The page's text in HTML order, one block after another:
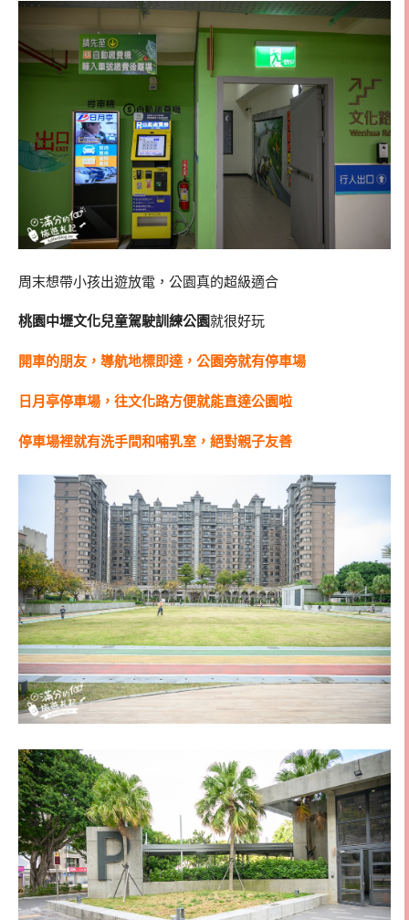
周末想帶小孩出遊放電，公園真的超級適合
桃園中壢文化兒童駕駛訓練公園就很好玩
開車的朋友，導航地標即達，公園旁就有停車場
日月亭停車場，往文化路方便就能直達公園啦
停車場裡就有洗手間和哺乳室，絕對親子友善